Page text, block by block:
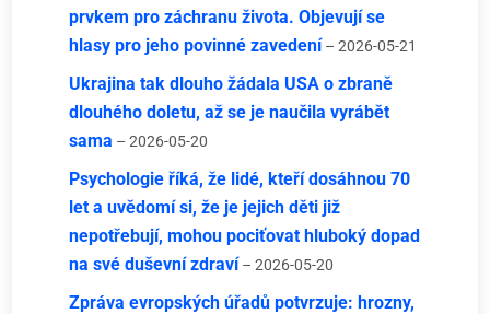
prvkem pro záchranu života. Objevují se
hlasy pro jeho povinné zavedení – 2026-05-21
Ukrajina tak dlouho žádala USA o zbraně
dlouhého doletu, až se je naučila vyrábět
sama – 2026-05-20
Psychologie říká, že lidé, kteří dosáhnou 70
let a uvědomí si, že je jejich děti již
nepotřebují, mohou pociťovat hluboký dopad
na své duševní zdraví – 2026-05-20
Zpráva evropských úřadů potvrzuje: hrozny,